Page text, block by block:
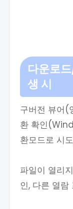
다운로
생 시
구버전 뷰어(
환 확인
환모드로 시
파일이 열리
인, 다른 열